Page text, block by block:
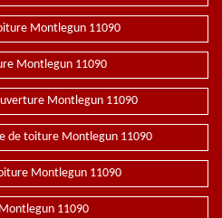
Montlegun 11090
Montlegun 11090
Montlegun 11090
de toiture Montlegun 11090
Montlegun 11090
11090